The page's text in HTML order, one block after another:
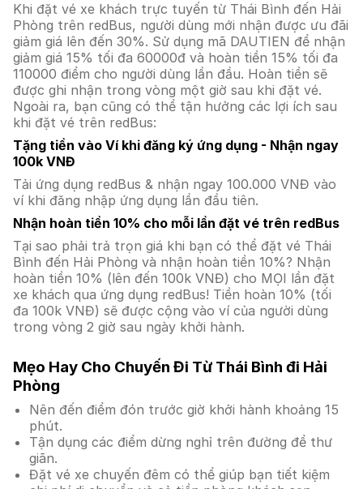
Khi đặt vé xe khách trực tuyến từ Thái Bình đến Hải
Phòng trên redBus, người dùng mới nhận được ưu đãi
giảm giá lên đến 30%. Sử dụng mã DAUTIEN để nhận
giảm giá 15% tối đa 60000đ và hoàn tiền 15% tối đa
110000 điểm cho người dùng lần đầu. Hoàn tiền sẽ
được ghi nhận trong vòng một giờ sau khi đặt vé.
Ngoài ra, bạn cũng có thể tận hưởng các lợi ích sau
khi đặt vé trên redBus:
Tặng tiền vào Ví khi đăng ký ứng dụng - Nhận ngay
100k VNĐ
Tải ứng dụng redBus & nhận ngay 100.000 VNĐ vào
ví khi đăng nhập ứng dụng lần đầu tiên.
Nhận hoàn tiền 10% cho mỗi lần đặt vé trên redBus
Tại sao phải trả trọn giá khi bạn có thể đặt vé Thái
Bình đến Hải Phòng và nhận hoàn tiền 10%? Nhận
hoàn tiền 10% (lên đến 100k VNĐ) cho MỌI lần đặt
xe khách qua ứng dụng redBus! Tiền hoàn 10% (tối
đa 100k VNĐ) sẽ được cộng vào ví của người dùng
trong vòng 2 giờ sau ngày khởi hành.
Mẹo Hay Cho Chuyến Đi Từ Thái Bình đi Hải
Phòng
Nên đến điểm đón trước giờ khởi hành khoảng 15
phút.
Tận dụng các điểm dừng nghỉ trên đường để thư
giãn.
Đặt vé xe chuyến đêm có thể giúp bạn tiết kiệm